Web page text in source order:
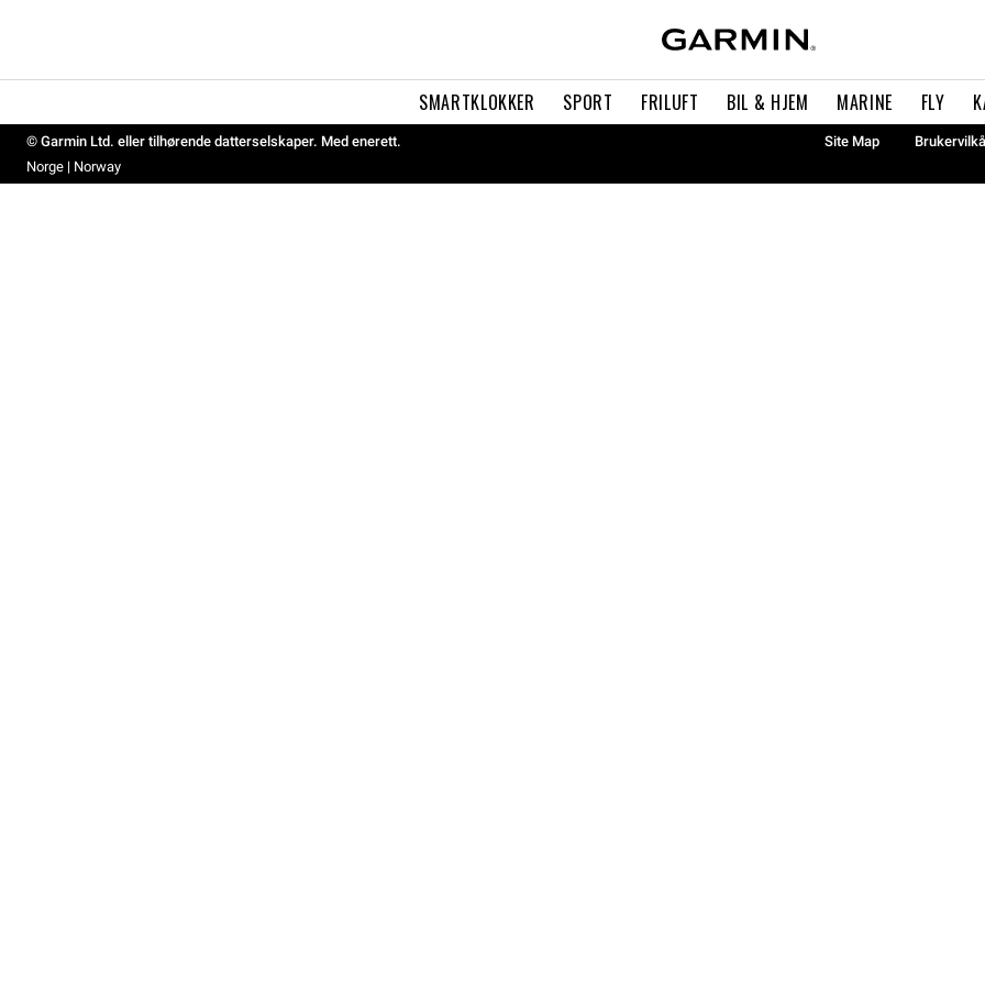
SMARTKLOKKER SPORT FRILUFT BIL & HJEM MARINE FLY
© Garmin Ltd. eller tilhørende datterselskaper. Med enerett. Site Map
Norge | Norway